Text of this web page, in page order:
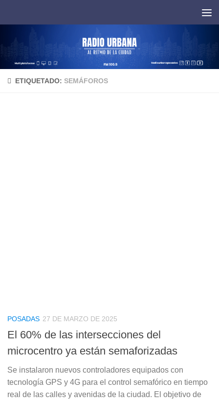
ETIQUETADO: SEMÁFOROS
POSADAS 27 DE MARZO DE 2025
El 60% de las intersecciones del
microcentro ya están semaforizadas
Se instalaron nuevos controladores equipados con
tecnología GPS y 4G para el control semafórico en tiempo
real de las calles y avenidas de la ciudad. El objetivo de